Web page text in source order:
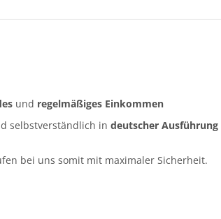
und regelmäßiges Einkommen
selbstverständlich indeutscher Ausführung
bei uns somit mit maximaler Sicherheit.